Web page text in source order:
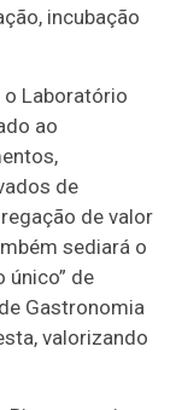
incubação
Laboratório
ao
de
de valor
sediará o
único” de
Gastronomia
valorizando